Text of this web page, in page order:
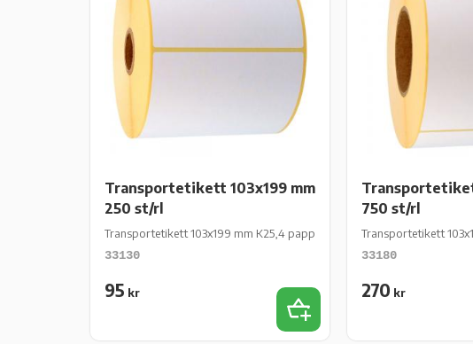
Transportetikett 103x199 mm
250 st/rl
Transportetikett 103x199 mm K25,4 papper vit matt perm 250 st/rl
33130
95 kr
Lägg till i favoriter
750 st/rl
Transportetikett
33180
270 kr